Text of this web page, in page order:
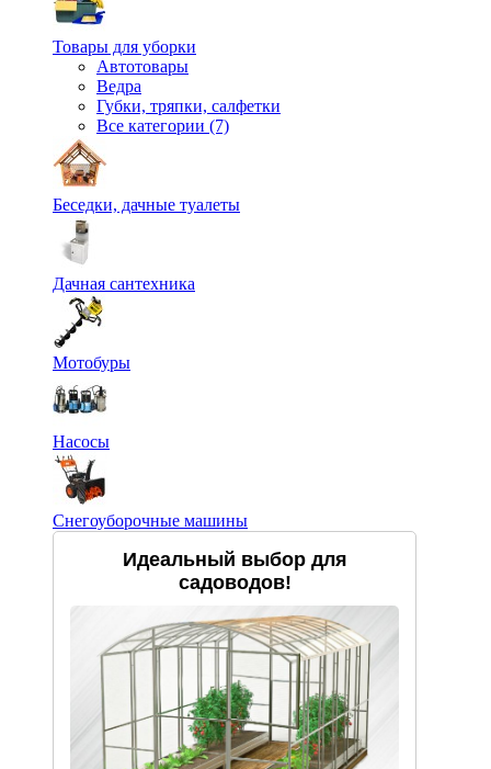
Товары для уборки
Автотовары
Ведра
Губки, тряпки, салфетки
Все категории (7)
Беседки, дачные туалеты
Дачная сантехника
Мотобуры
Насосы
Снегоуборочные машины
Идеальный выбор для
садоводов!